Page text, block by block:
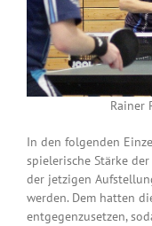
Rainer
In den folgenden
spielerische Stärke
der jetzigen
werden. Dem hatten
entgegenzusetzen,